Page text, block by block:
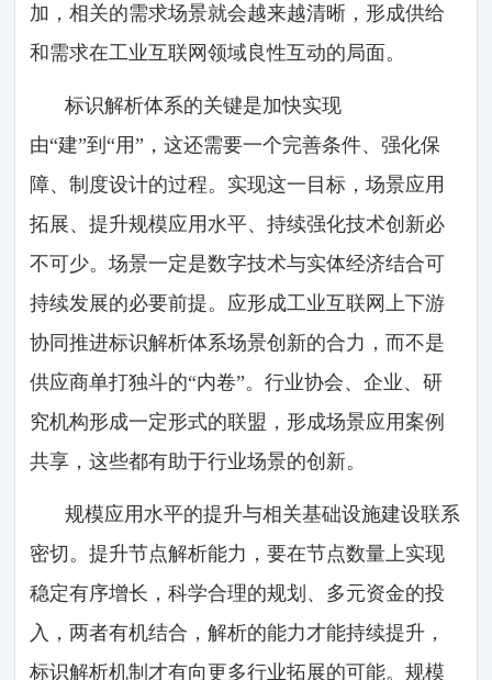
加，相关的需求场景就会越来越清晰，形成供给
和需求在工业互联网领域良性互动的局面。
标识解析体系的关键是加快实现
由“建”到“用”，这还需要一个完善条件、强化保
障、制度设计的过程。实现这一目标，场景应用
拓展、提升规模应用水平、持续强化技术创新必
不可少。场景一定是数字技术与实体经济结合可
持续发展的必要前提。应形成工业互联网上下游
协同推进标识解析体系场景创新的合力，而不是
供应商单打独斗的“内卷”。行业协会、企业、研
究机构形成一定形式的联盟，形成场景应用案例
共享，这些都有助于行业场景的创新。
规模应用水平的提升与相关基础设施建设联系
密切。提升节点解析能力，要在节点数量上实现
稳定有序增长，科学合理的规划、多元资金的投
入，两者有机结合，解析的能力才能持续提升，
标识解析机制才有向更多行业拓展的可能。规模